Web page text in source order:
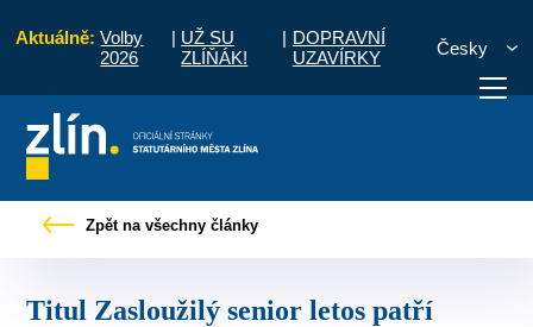
Aktuálně: Volby
2026
| UŽ SU
ZLÍŇÁK!
| DOPRAVNÍ
UZAVÍRKY
Česky
vyřídit Potřebuji zaplatit
Zpět na všechny články
Titul Zasloužilý senior letos patří